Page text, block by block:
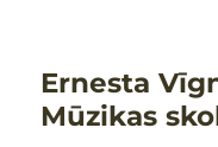
Ernesta
Mūzikas